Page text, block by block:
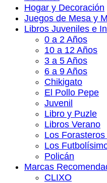
Hogar y Decoración
Juegos de Mesa y
Libros Juveniles e
0 a 2 Años
10 a 12 Años
3 a 5 Años
6 a 9 Años
Chikigato
El Pollo Pepe
Juvenil
Libro y Puzle
Libros Verano
Los
Los
Policán
Marcas
CLIXO